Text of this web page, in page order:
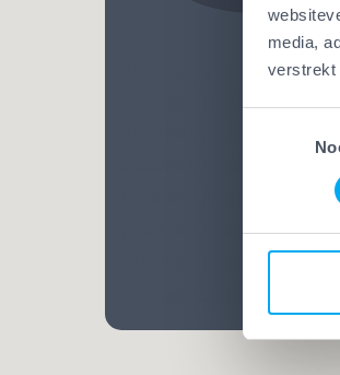
media,
verstrekt
Vakwerk Plus
Schadegarantie
Plus-bedrijven ben je
goed verzekerd. Dankzij